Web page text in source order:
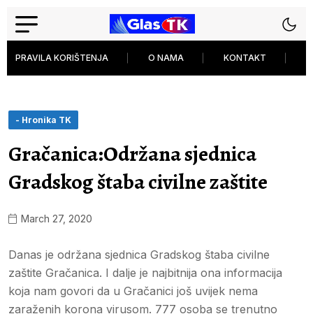
PRAVILA KORIŠTENJA O NAMA KONTAKT
- Hronika TK
Gračanica:Održana sjednica
Gradskog štaba civilne zaštite
March 27, 2020
Danas je održana sjednica Gradskog štaba civilne
zaštite Gračanica. I dalje je najbitnija ona informacija
koja nam govori da u Gračanici još uvijek nema
zaraženih korona virusom. 777 osoba se trenutno